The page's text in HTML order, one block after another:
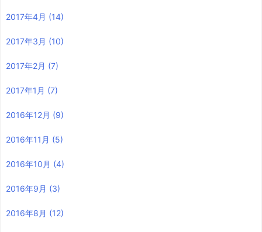
2017年4月 (14)
2017年3月 (10)
2017年2月 (7)
2017年1月 (7)
2016年12月 (9)
2016年11月 (5)
2016年10月 (4)
2016年9月 (3)
2016年8月 (12)